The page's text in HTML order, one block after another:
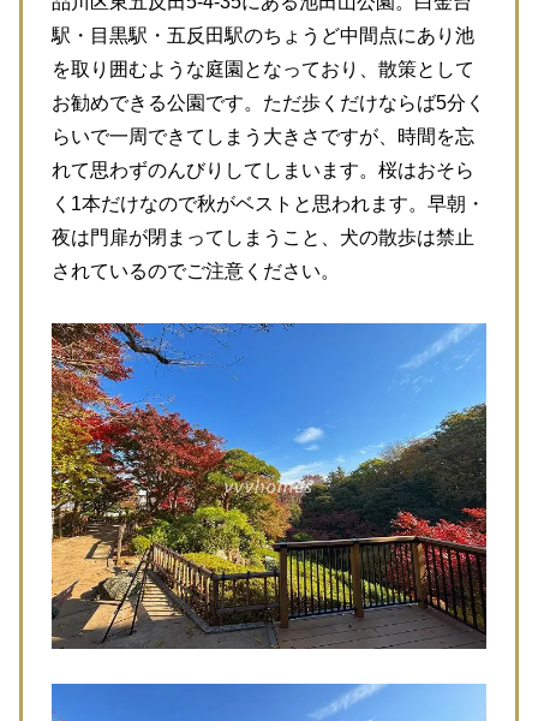
駅・目黒駅・五反田駅のちょうど中間点にあり池
を取り囲むような庭園となっており、散策として
お勧めできる公園です。ただ歩くだけならば5分く
らいで一周できてしまう大きさですが、時間を忘
れて思わずのんびりしてしまいます。桜はおそら
く1本だけなので秋がベストと思われます。早朝・
夜は門扉が閉まってしまうこと、犬の散歩は禁止
されているのでご注意ください。